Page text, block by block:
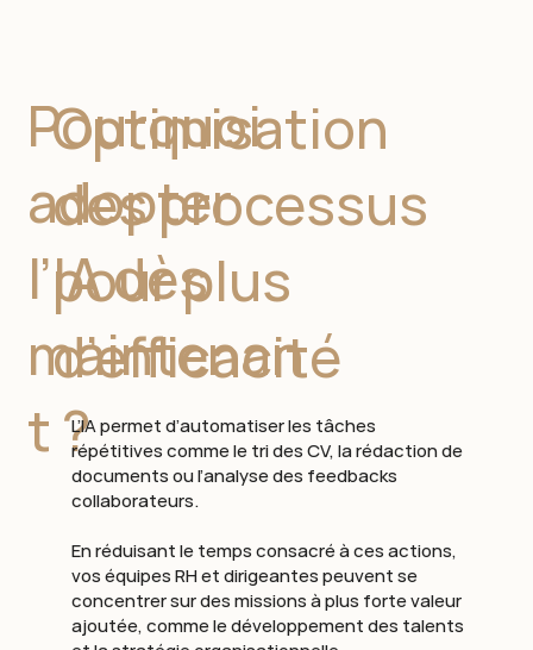
Pourquoi
adopter
l’IA dès
maintenan
t ?
Optimisation
des processus
pour plus
d’efficacité
L’IA permet d’automatiser les tâches
répétitives comme le tri des CV, la rédaction de
documents ou l’analyse des feedbacks
collaborateurs.
En réduisant le temps consacré à ces actions,
vos équipes RH et dirigeantes peuvent se
concentrer sur des missions à plus forte valeur
ajoutée, comme le développement des talents